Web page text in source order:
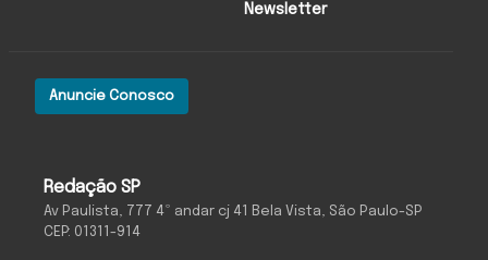
Redação SP
Av Paulista, 777 4º andar cj 41 Bela Vista, São Paulo-SP
CEP: 01311-914
Anuncie Conosco
Newsletter